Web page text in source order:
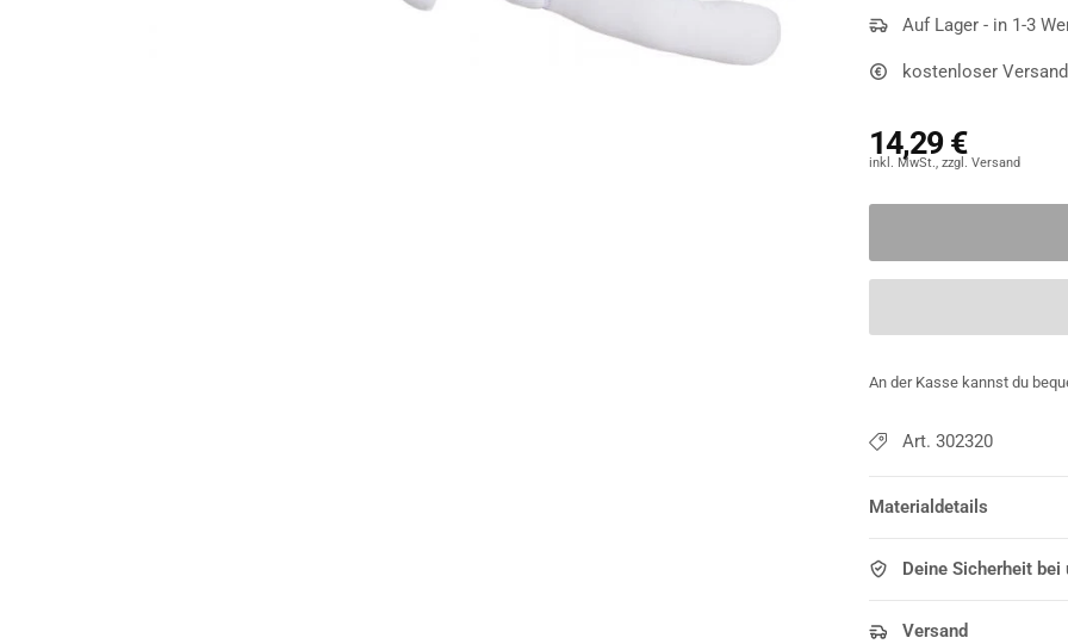
Auf Lager - in 1-3
kostenloser
14,29 €
An der Kasse kannst du
Art. 302320
Materialdetails
Deine Sicherheit bei
Versand